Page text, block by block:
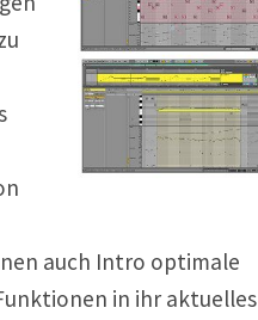
auch Intro optimale
in ihr aktuelles